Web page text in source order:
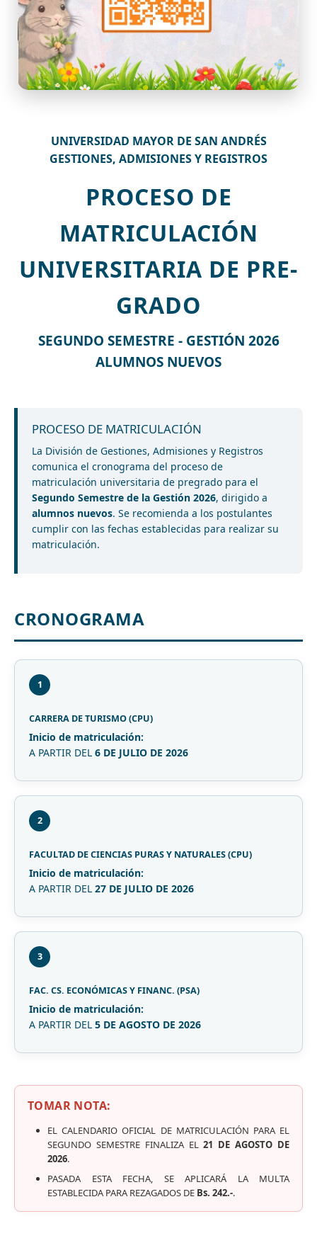
UNIVERSIDAD MAYOR DE SAN ANDRÉS
GESTIONES, ADMISIONES Y REGISTROS
PROCESO DE
MATRICULACIÓN
UNIVERSITARIA DE PRE-
GRADO
SEGUNDO SEMESTRE - GESTIÓN 2026
ALUMNOS NUEVOS
PROCESO DE MATRICULACIÓN
La División de Gestiones, Admisiones y Registros
comunica el cronograma del proceso de
matriculación universitaria de pregrado para el
Segundo Semestre de la Gestión 2026, dirigido a
alumnos nuevos. Se recomienda a los postulantes
cumplir con las fechas establecidas para realizar su
matriculación.
CRONOGRAMA
1
CARRERA DE TURISMO (CPU)
Inicio de matriculación:
A PARTIR DEL 6 DE JULIO DE 2026
2
FACULTAD DE CIENCIAS PURAS Y NATURALES (CPU)
Inicio de matriculación:
A PARTIR DEL 27 DE JULIO DE 2026
3
FAC. CS. ECONÓMICAS Y FINANC. (PSA)
Inicio de matriculación:
A PARTIR DEL 5 DE AGOSTO DE 2026
TOMAR NOTA:
EL CALENDARIO OFICIAL DE MATRICULACIÓN PARA EL
SEGUNDO SEMESTRE FINALIZA EL21 DE AGOSTO DE
2026.
PASADA ESTA FECHA, SE APLICARÁ LA MULTA
ESTABLECIDA PARA REZAGADOS DE Bs. 242.-.